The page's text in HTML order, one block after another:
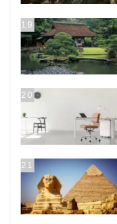
19
20
21